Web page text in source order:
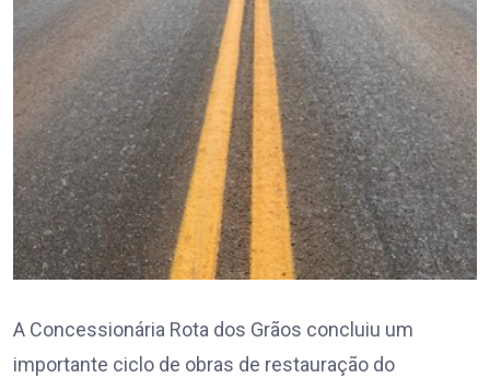
A Concessionária Rota dos Grãos concluiu um
importante ciclo de obras de restauração do